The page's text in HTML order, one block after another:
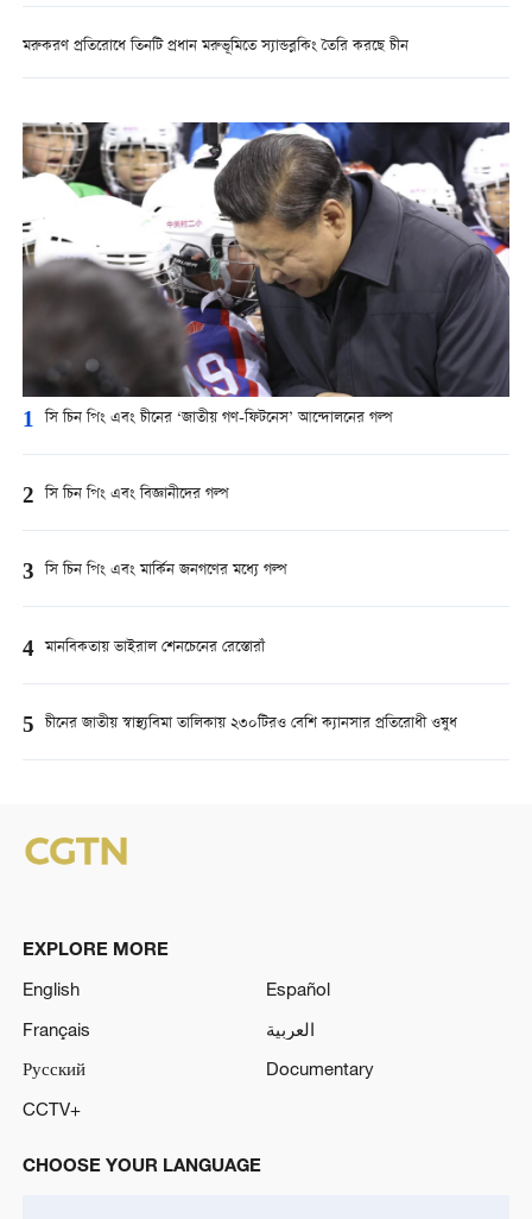
মরুকরণ প্রতিরোধে তিনটি প্রধান মরুভূমিতে স্যান্ডব্লকিং তৈরি করছে চীন
1 সি চিন পিং এবং চীনের ‘জাতীয় গণ-ফিটনেস’ আন্দোলনের গল্প
2 সি চিন পিং এবং বিজ্ঞানীদের গল্প
3 সি চিন পিং এবং মার্কিন জনগণের মধ্যে গল্প
4 মানবিকতায় ভাইরাল শেনচেনের রেস্তোরাঁ
5 চীনের জাতীয় স্বাস্থ্যবিমা তালিকায় ২৩০টিরও বেশি ক্যানসার প্রতিরোধী ওষুধ
EXPLORE MORE
English
Español
Français
العربية
Русский
Documentary
CCTV+
CHOOSE YOUR LANGUAGE